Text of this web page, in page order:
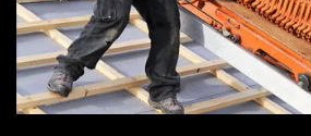
Devis réparation de
Savoie